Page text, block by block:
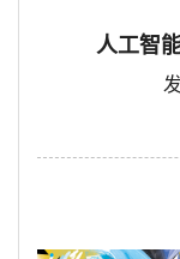
人工智